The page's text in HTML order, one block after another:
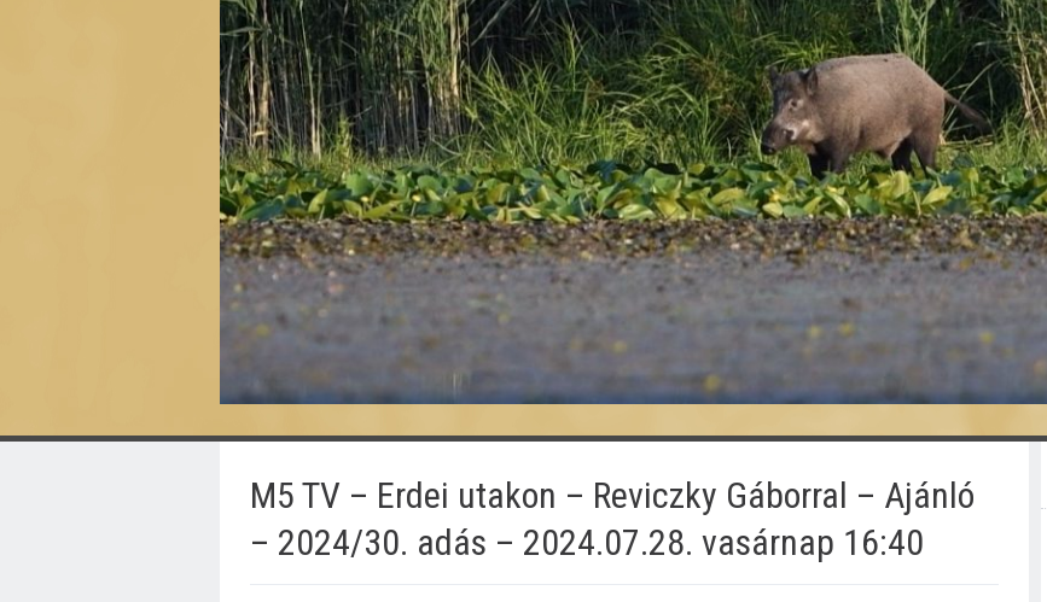
M5 TV – Erdei utakon – Reviczky Gáborral – Ajánló
– 2024/30. adás – 2024.07.28. vasárnap 16:40